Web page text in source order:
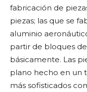
fabricación de
piezas; las que se
aluminio
partir de bloques
básicamente. Las
plano hecho en un
más sofisticados